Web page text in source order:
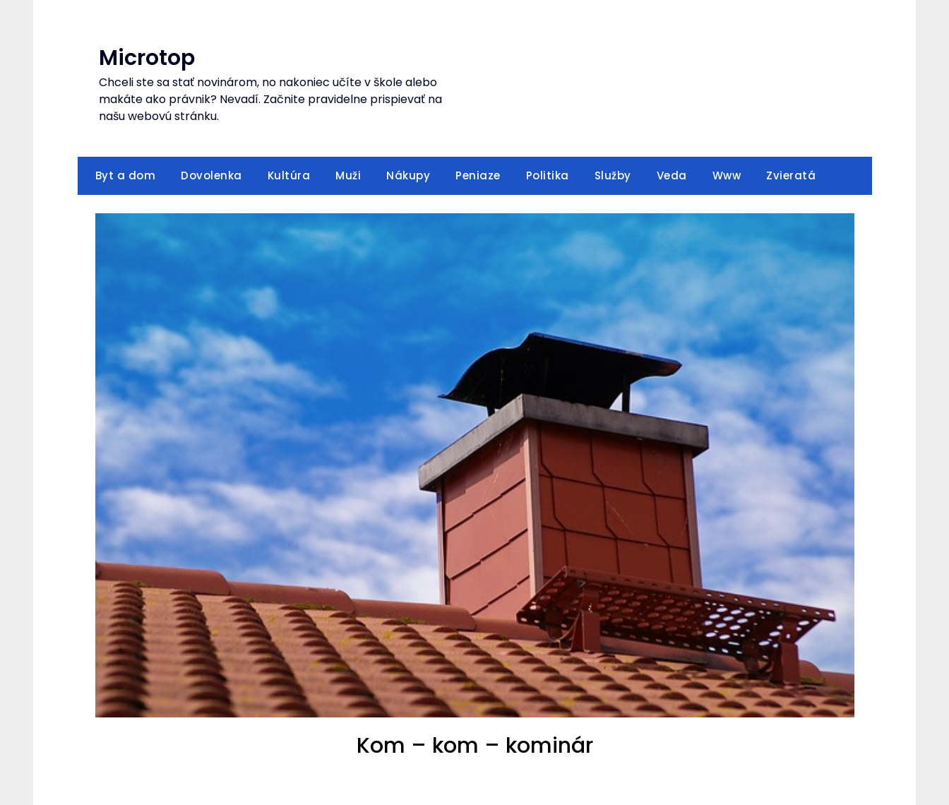
Microtop
Chceli ste sa stať novinárom, no nakoniec učíte v škole alebo
makáte ako právnik? Nevadí. Začnite pravidelne prispievať na
našu webovú stránku.
Byt a dom Dovolenka Kultúra Muži Nákupy Peniaze Politika Služby Veda Www Zvieratá
Kom – kom – kominár